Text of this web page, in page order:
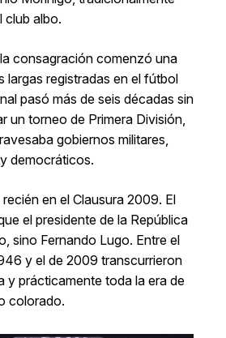
club albo.
consagración comenzó una
largas registradas en el fútbol
pasó más de seis décadas sin
un torneo de Primera División,
gobiernos militares,
democráticos.
en el Clausura 2009. El
el presidente de la República
sino Fernando Lugo. Entre el
y el de 2009 transcurrieron
y prácticamente toda la era de
colorado.